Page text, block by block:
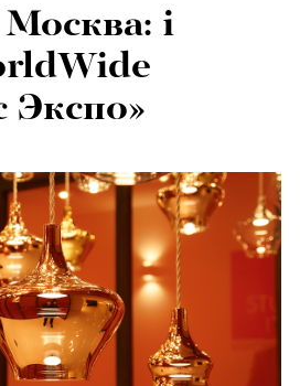
i
Экспо»